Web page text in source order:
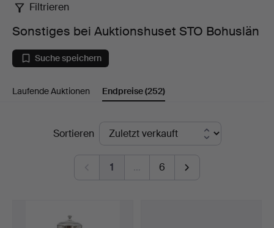
Sonstiges
bei
Auktionshuset
STO
Bohuslän
Filtrieren
Sonstiges bei Auktionshuset STO Bohuslän
Suche speichern
Laufende Auktionen Endpreise(252)
EndpreiseSortieren
1 … 6